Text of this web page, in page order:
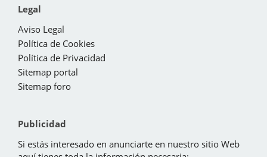
Legal
Aviso Legal
Política de Cookies
Política de Privacidad
Sitemap portal
Sitemap foro
Publicidad
Si estás interesado en anunciarte en nuestro sitio Web